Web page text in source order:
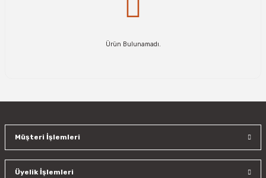
Ürün Bulunamadı.
Müşteri İşlemleri
Üyelik İşlemleri